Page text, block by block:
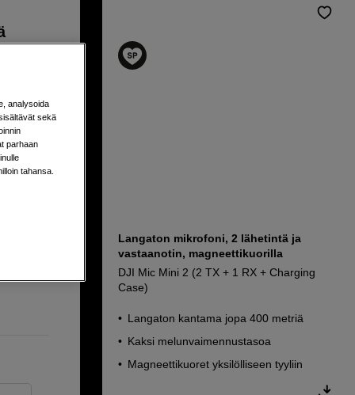
Langaton mikrofoni, 2 lähetintä ja
vastaanotin, magneettikuorilla
DJI Mic Mini 2 (2 TX + 1 RX + Charging
Case)
Langaton kantama jopa 400 metriä
Kaksi melunvaimennustasoa
Magneettikuoret yksilölliseen tyyliin
analysoida
sekä
parhaan
tahansa.